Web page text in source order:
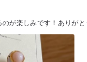
が楽しみです！ありが